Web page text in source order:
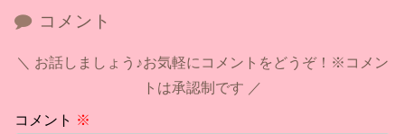
コメント
お話しましょう♪お気軽にコメントをどうぞ！※コメン
トは承認制です
コメント ※